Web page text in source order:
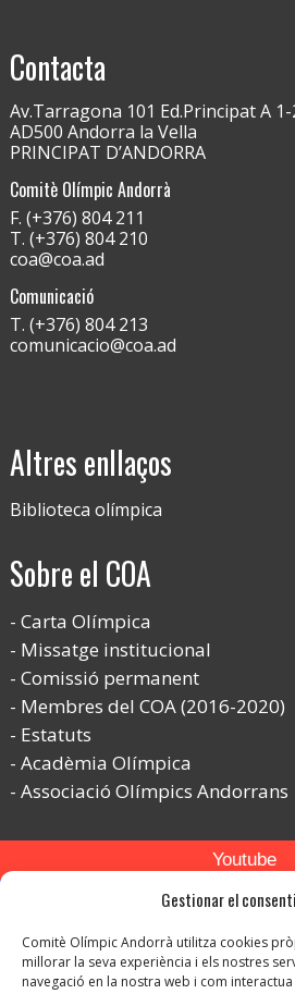
Gestionar el
Comitè Olímpic Andorrà utilitza cookies
millorar la seva experiència i els nostres
navegació en la nostra web i com
Contacta
Av.Tarragona 101 Ed.Principat A 1-
AD500 Andorra la Vella
PRINCIPAT D’ANDORRA
Comitè Olímpic Andorrà
F. (+376) 804 211
T. (+376) 804 210
coa@coa.ad
Comunicació
T. (+376) 804 213
comunicacio@coa.ad
Altres enllaços
Biblioteca olímpica
Sobre el COA
Carta Olímpica
Missatge institucional
Comissió permanent
Membres del COA (2016-2020)
Estatuts
Acadèmia Olímpica
Associació Olímpics Andorrans
Youtube
Flickr
Instagram